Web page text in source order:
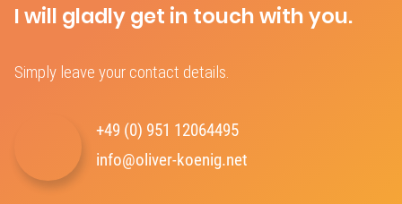
I will gladly get in touch with you.
Simply leave your contact details.
+49 (0) 951 12064495‬
info@oliver-koenig.net